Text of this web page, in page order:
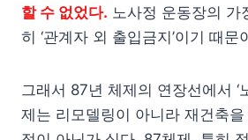
할 수 없었다. 노사정 운동장의 가
히 ‘관계자 외 출입금지’이기 때문
그래서 87년 체제의 연장선에서 ‘
제는 리모델링이 아니라 재건축